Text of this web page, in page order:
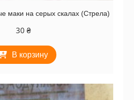
маки на серых скалах (Стрела)
30 ₴
В корзину